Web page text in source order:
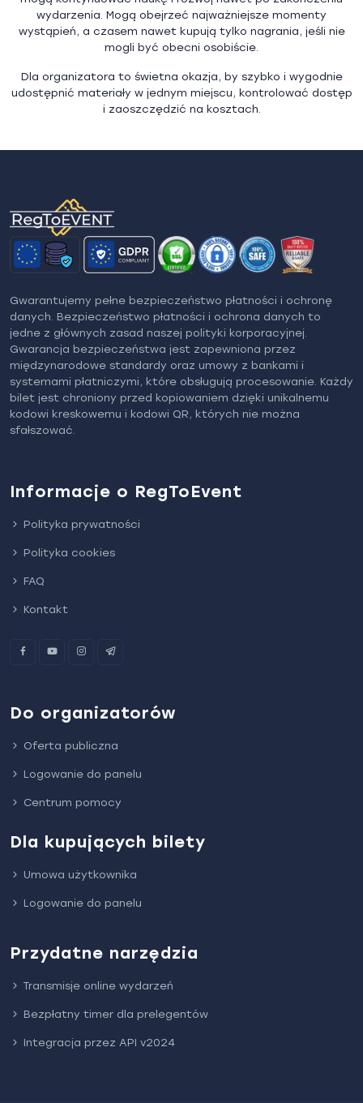
wydarzenia. Mogą obejrzeć najważniejsze momenty
wystąpień, a czasem nawet kupują tylko nagrania, jeśli nie
mogli być obecni osobiście.
Dla organizatora to świetna okazja, by szybko i wygodnie
udostępnić materiały w jednym miejscu, kontrolować dostęp
i zaoszczędzić na kosztach.
Gwarantujemy pełne bezpieczeństwo płatności i ochronę
danych. Bezpieczeństwo płatności i ochrona danych to
jedne z głównych zasad naszej polityki korporacyjnej.
Gwarancja bezpieczeństwa jest zapewniona przez
międzynarodowe standardy oraz umowy z bankami i
systemami płatniczymi, które obsługują procesowanie. Każdy
bilet jest chroniony przed kopiowaniem dzięki unikalnemu
kodowi kreskowemu i kodowi QR, których nie można
sfałszować.
Informacje o RegToEvent
Polityka prywatności
Polityka cookies
FAQ
Kontakt
Do organizatorów
Oferta publiczna
Logowanie do panelu
Centrum pomocy
Dla kupujących bilety
Umowa użytkownika
Logowanie do panelu
Przydatne narzędzia
Transmisje online wydarzeń
Bezpłatny timer dla prelegentów
Integracja przez API v2024